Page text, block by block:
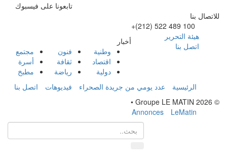
تابعونا على فيسبوك
للاتصال بنا
+(212) 522 489 100
هيئة التحرير
اتصل بنا
أخبار
وطنية
اقتصاد
دولية
فنون
ثقافة
رياضة
مجتمع
أسرة
مطبخ
الرئيسية
عدد يومي من جريدة الصحراء فيديوهات
اتصل بنا
© Groupe LE MATIN 2026 •
LeMatin
Annonces